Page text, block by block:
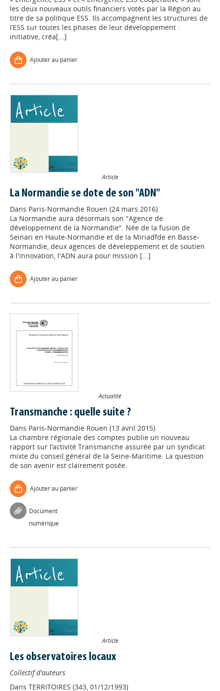
les deux nouveaux outils financiers votés par la Région au
titre de sa politique ESS. Ils accompagnent les structures de
l’ESS sur toutes les phases de leur développement :
initiative, créa[...]
Ajouter au panier
Article
La Normandie se dote de son "ADN"
Dans Paris-Normandie Rouen (24 mars 2016)
La Normandie aura désormais son "Agence de
développement de la Normandie". Née de la fusion de
Seinari en Haute-Normandie et de la Miriadfde en Basse-
Normandie, deux agences de déveleppement et de soutien
à l'innovation, l'ADN aura pour mission [...]
Ajouter au panier
Actualité
Transmanche : quelle suite ?
Dans Paris-Normandie Rouen (13 avril 2015)
La chambre régionale des comptes publie un nouveau
rapport sur l’activité Transmanche assurée par un syndicat
mixte du conseil général de la Seine-Maritime. La question
de son avenir est clairement posée.
Ajouter au panier
Document
numérique
Article
Les observatoires locaux
Collectif d'auteurs
Dans TERRITOIRES (343, 01/12/1993)